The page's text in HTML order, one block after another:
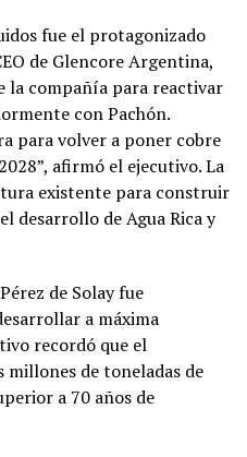
fue el protagonizado
de Glencore Argentina,
la compañía para reactivar
con Pachón.
para volver a poner cobre
afirmó el ejecutivo. La
existente para construir
desarrollo de Agua Rica y
de Solay fue
a máxima
recordó que el
millones de toneladas de
a 70 años de